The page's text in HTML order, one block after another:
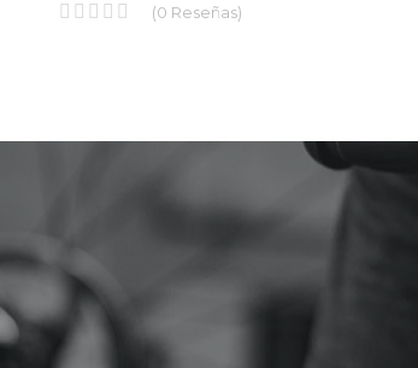
(0 Reseñas)